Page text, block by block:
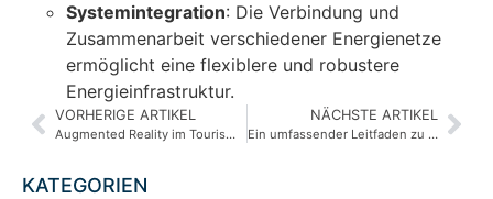
Systemintegration: Die Verbindung und
Zusammenarbeit verschiedener Energienetze
ermöglicht eine flexiblere und robustere
Energieinfrastruktur.
VORHERIGE ARTIKEL
Augmented Reality im Tourismus: Virtuelle Erlebnisse in Echtzeit erleben
NÄCHSTE ARTIKEL
Ein umfassender Leitfaden zu effektiven SEO-Strategien
KATEGORIEN